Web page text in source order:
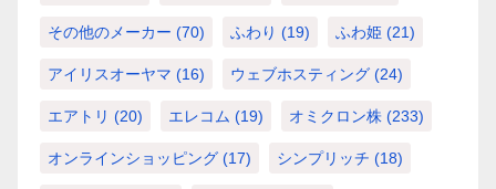
その他のメーカー (70) ふわり (19) ふわ姫 (21)
アイリスオーヤマ (16) ウェブホスティング (24)
エアトリ (20) エレコム (19) オミクロン株 (233)
オンラインショッピング (17) シンプリッチ (18)